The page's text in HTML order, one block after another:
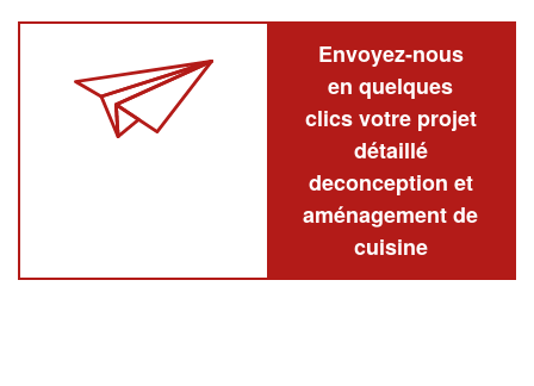
Envoyez-nous
en quelques
clics votre projet
détaillé
deconception et
aménagement de
cuisine